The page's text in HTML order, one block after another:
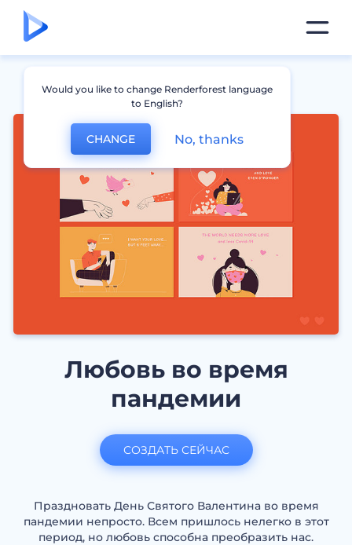
Любовь во время
пандемии
Праздновать День Святого Валентина во время
пандемии непросто. Всем пришлось нелегко в этот
период, но любовь способна преобразить нас.
СОЗДАТЬ СЕЙЧАС
Would you like to change Renderforest language
to English?
CHANGE No, thanks